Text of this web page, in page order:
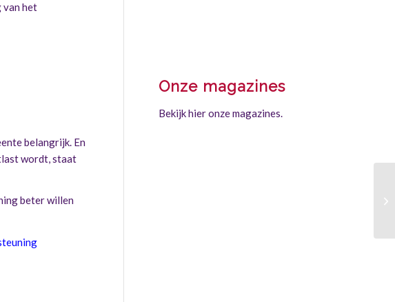
van het
belangrijk. En
wordt, staat
beter willen
Onze magazines
Bekijk hier onze magazines.